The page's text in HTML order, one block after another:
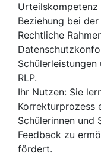
Beziehung bei
Rechtliche
RLP.
Ihr Nutzen: Sie
Korrekturprozess
Schülerinnen und
Feedback zu
fördert.